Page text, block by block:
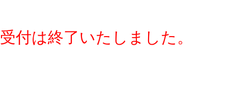
受付は終了いたしました。